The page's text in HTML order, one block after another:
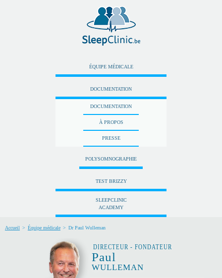
ÉQUIPE MÉDICALE
DOCUMENTATION
DOCUMENTATION
À PROPOS
PRESSE
POLYSOMNOGRAPHIE
TEST BRIZZY
SLEEPCLINIC
ACADEMY
Accueil > Équipe médicale > Dr Paul Wulleman
DIRECTEUR - FONDATEUR
Paul
WULLEMAN